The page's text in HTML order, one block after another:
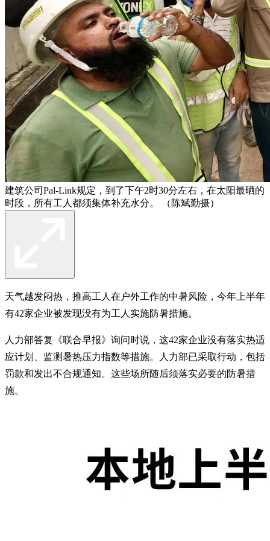
建筑公司Pal-Link规定，到了下午2时30分左右，在太阳最晒的
时段，所有工人都须集体补充水分。 （陈斌勤摄）
天气越发闷热，推高工人在户外工作的中暑风险，今年上半年
有42家企业被发现没有为工人实施防暑措施。
人力部答复《联合早报》询问时说，这42家企业没有落实热适
应计划、监测暑热压力指数等措施。人力部已采取行动，包括
罚款和发出不合规通知。这些场所随后须落实必要的防暑措
施。